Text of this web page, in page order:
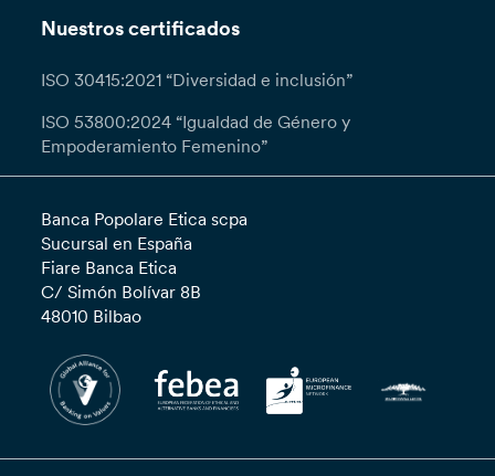
Nuestros certificados
ISO 30415:2021 “Diversidad e inclusión”
ISO 53800:2024 “Igualdad de Género y
Empoderamiento Femenino”
Banca Popolare Etica scpa
Sucursal en España
Fiare Banca Etica
C/ Simón Bolívar 8B
48010 Bilbao